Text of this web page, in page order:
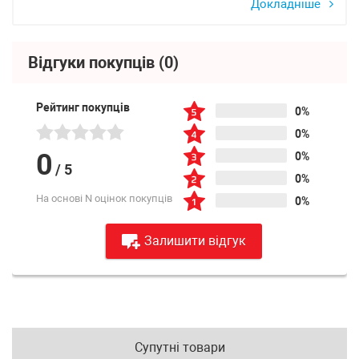
Докладніше
Відгуки покупців (0)
Рейтинг покупців
0 / 5
На основі N оцінок покупців
0%
0%
0%
0%
0%
Залишити відгук
Супутні товари